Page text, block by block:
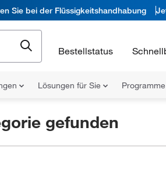
Sie bei der Flüssigkeitshandhabung
Bestellstatus
Lösungen für Sie
gefunden